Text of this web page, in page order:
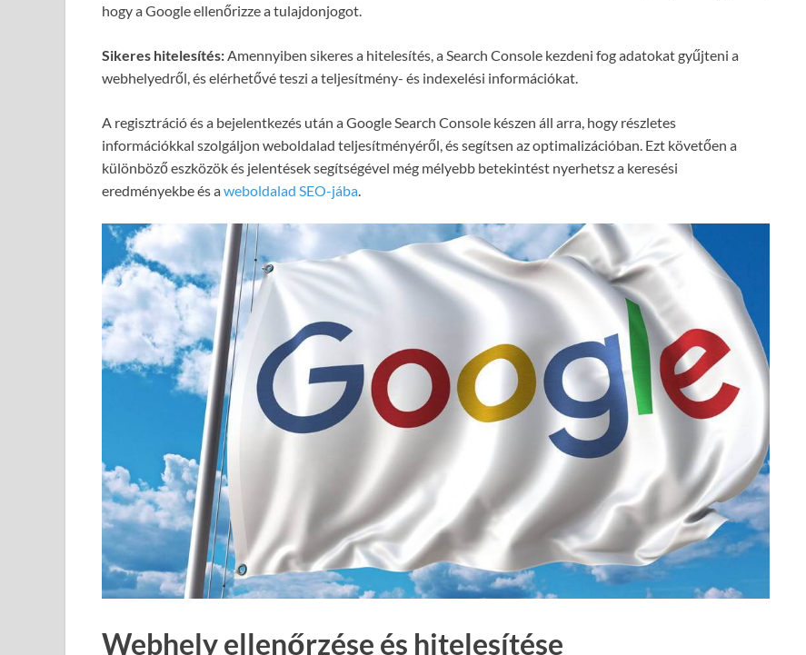
hogy a Google ellenőrizze a tulajdonjogot.
Sikeres hitelesítés: Amennyiben sikeres a hitelesítés, a Search Console kezdeni fog adatokat gyűjteni a
webhelyedről, és elérhetővé teszi a teljesítmény- és indexelési információkat.
A regisztráció és a bejelentkezés után a Google Search Console készen áll arra, hogy részletes
információkkal szolgáljon weboldalad teljesítményéről, és segítsen az optimalizációban. Ezt követően a
különböző eszközök és jelentések segítségével még mélyebb betekintést nyerhetsz a keresési
eredményekbe és aweboldalad SEO-jába
Webhely ellenőrzése és hitelesítése